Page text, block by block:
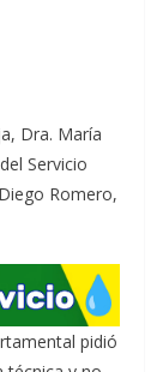
Dra. María
Servicio
Romero,
pidió